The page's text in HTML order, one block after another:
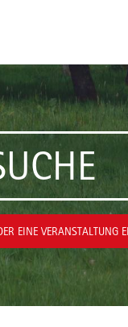
EINE VERANSTALTUNG